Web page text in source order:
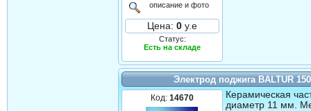
описание и фото
Цена: 0 у.е
Статус:
Есть на складе
Электрод поджига BALTUR
Код:14670
Керамическая
диаметр 11 мм.